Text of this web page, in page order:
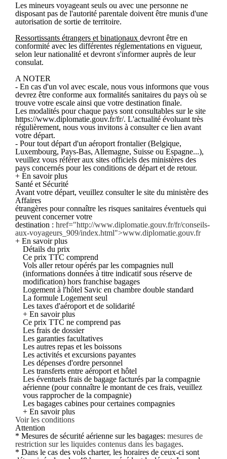
Les mineurs voyageant seuls ou avec une personne ne
disposant pas de l'autorité parentale doivent être munis d'une
autorisation de sortie de territoire.
Ressortissants étrangers et binationaux devront être en
conformité avec les différentes réglementations en vigueur,
selon leur nationalité et devront s'informer auprès de leur
consulat.
A NOTER
- En cas d'un vol avec escale, nous vous informons que vous
devrez être conforme aux formalités sanitaires du pays où se
trouve votre escale ainsi que votre destination finale.
Les modalités pour chaque pays sont consultables sur le site
https://www.diplomatie.gouv.fr/fr/. L'actualité évoluant très
régulièrement, nous vous invitons à consulter ce lien avant
votre départ.
- Pour tout départ d'un aéroport frontalier (Belgique,
Luxembourg, Pays-Bas, Allemagne, Suisse ou Espagne...),
veuillez vous référer aux sites officiels des ministères des
pays concernés pour les conditions de départ et de retour.
+ En savoir plus
Santé et Sécurité
Avant votre départ, veuillez consulter le site du ministère des
Affaires
étrangères pour connaître les risques sanitaires éventuels qui
peuvent concerner votre
destination : href="http://www.diplomatie.gouv.fr/fr/conseils-
aux-voyageurs_909/index.html">www.diplomatie.gouv.fr
+ En savoir plus
Détails du prix
Ce prix TTC comprend
Vols aller retour opérés par les compagnies null
(informations données à titre indicatif sous réserve de
modification) hors franchise bagages
Logement à l'hôtel Savic en chambre double standard
La formule Logement seul
Les taxes d'aéroport et de solidarité
+ En savoir plus
Ce prix TTC ne comprend pas
Les frais de dossier
Les garanties facultatives
Les autres repas et les boissons
Les activités et excursions payantes
Les dépenses d'ordre personnel
Les transferts entre aéroport et hôtel
Les éventuels frais de bagage facturés par la compagnie
aérienne (pour connaître le montant de ces frais, veuillez
vous rapprocher de la compagnie)
Les bagages cabines pour certaines compagnies
+ En savoir plus
Voir les conditions
Attention
* Mesures de sécurité aérienne sur les bagages: mesures de
restriction sur les liquides contenus dans les bagages.
* Dans le cas des vols charter, les horaires de ceux-ci sont